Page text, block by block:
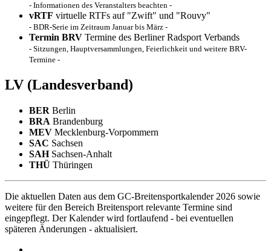
- Informationen des Veranstalters beachten -
vRTF virtuelle RTFs auf "Zwift" und "Rouvy"
- BDR-Serie im Zeitraum Januar bis März -
Termin BRV Termine des Berliner Radsport Verbands
- Sitzungen, Hauptversammlungen, Feierlichkeit und weitere BRV-
Termine -
LV (Landesverband)
BER Berlin
BRA Brandenburg
MEV Mecklenburg-Vorpommern
SAC Sachsen
SAHSachsen-Anhalt
THÜ Thüringen
Die aktuellen Daten aus dem GC-Breitensportkalender 2026 sowie
weitere für den Bereich Breitensport relevante Termine sind
eingepflegt. Der Kalender wird fortlaufend - bei eventuellen
späteren Änderungen - aktualisiert.